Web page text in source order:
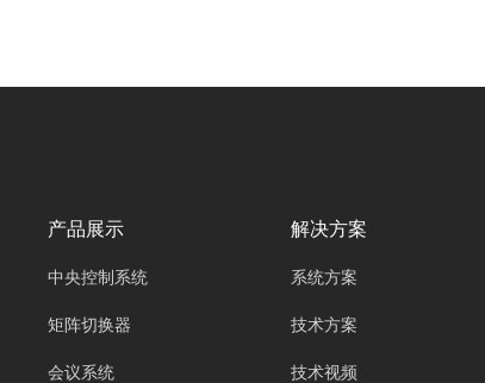
产品展示
中央控制系统
矩阵切换器
会议系统
解决方案
系统方案
技术方案
技术视频